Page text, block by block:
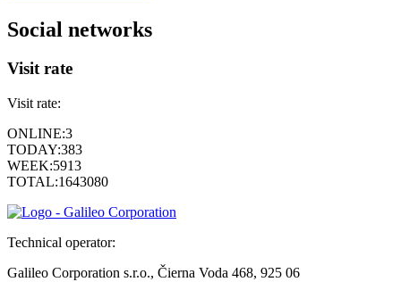
Social networks
Visit rate
Visit rate:
ONLINE:3
TODAY:383
WEEK:5913
TOTAL:1643080
Technical operator:
Galileo Corporation s.r.o., Čierna Voda 468, 925 06